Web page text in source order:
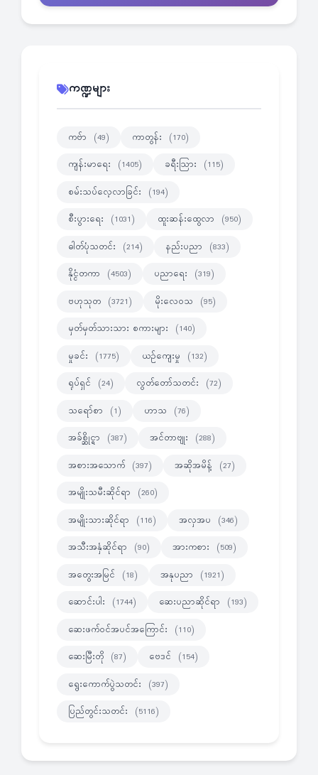
ကဏ္ဍများ
ကဗ်ာ (49) ကာတွန်း (170)
ကျန်းမာရေး (1405) ခရီးသြား (115)
စမ်းသပ်လေ့လာခြင်း (194)
စီးပွားရေး (1031) ထူးဆန်းထွေလာ (950)
ဓါတ်ပုံသတင်း (214) နည်းပညာ (833)
နိုင္ငံတကာ (4503) ပညာရေး (319)
ဗဟုသုတ (3721) မိုးလေဝသ (95)
မှတ်မှတ်သားသား စကားများ (140)
မှုခင်း (1775) ယဉ်ကျေးမှု (132)
ရုပ်ရှင် (24) လွတ်တော်သတင်း (72)
သရော်စာ (1) ဟာသ (76)
အခ်စ္ဆိုင္ရာ (387) အင်တာဗျုး (288)
အစားအသောက် (397) အဆိုအမိန့် (27)
အမျိုးသမီးဆိုင်ရာ (260)
အမျိုးသားဆိုင်ရာ (116) အလှအပ (346)
အသီးအနှံဆိုင်ရာ (90) အားကစား (509)
အတွေးအမြင် (18) အနုပညာ (1921)
ဆောင်းပါး (1744) ဆေးပညာဆိုင်ရာ (193)
ဆေးဖက်ဝင်အပင်အကြောင်း (110)
ဆေးမြီးတို (87) ဗေဒင် (154)
ရွေးကောက်ပွဲသတင်း (397)
ပြည်တွင်းသတင်း (5116)